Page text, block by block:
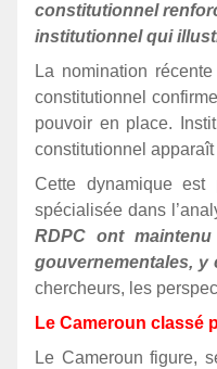
constitutionnel
institutionnel qui
La nomination
constitutionnel
pouvoir en place.
constitutionnel
Cette dynamique est
spécialisée dans
RDPC ont
gouvernementales,
chercheurs, les
Le Cameroun classé
Le Cameroun figure,